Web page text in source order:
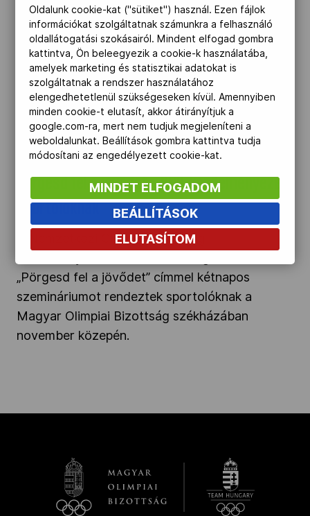
Társszervezetek
OVEP
Adatbank
alelnök a judós Csernoviczki Éva és a sportlövő
Csonka Zsófia lett. Az új testületet Gyulay
Zsolt, a MOB elnöke is köszöntötte.
Pörgesd fel a jövődet – NOB-kezdeményezés
sportolóknak" />
2024.11.13.
Pörgesd fel a jövődet – NOB-kezdeményezés
sportolóknak
A Nemzetközi Olimpiai Bizottság
„Pörgesd fel a jövődet” címmel kétnapos
szemináriumot rendeztek sportolóknak a
Magyar Olimpiai Bizottság székházában
november közepén.
Oldalunk cookie-kat ("sütiket") használ. Ezen fájlok
információkat szolgáltatnak számunkra a felhasználó
oldallátogatási szokásairól. Mindent elfogad gombra
kattintva, Ön beleegyezik a cookie-k használatába,
amelyek marketing és statisztikai adatokat is
szolgáltatnak a rendszer használatához
elengedhetetlenül szükségeseken kívül. Amennyiben
minden cookie-t elutasít, akkor átirányítjuk a
google.com-ra, mert nem tudjuk megjeleníteni a
weboldalunkat. Beállítások gombra kattintva tudja
módosítani az engedélyezett cookie-kat.
MINDET ELFOGADOM
BEÁLLÍTÁSOK
ELUTASÍTOM